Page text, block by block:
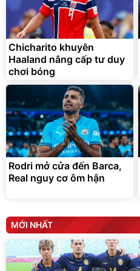
Chicharito khuyên
Haaland nâng cấp tư duy
chơi bóng
Rodri mở cửa đến Barca,
Real nguy cơ ôm hận
MỚI NHẤT